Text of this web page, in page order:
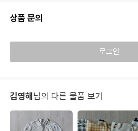
상품 문의
로그인
김영해 님의 다른 물품 보기